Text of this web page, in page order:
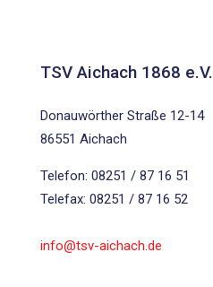
TSV Aichach 1868 e.V.
Donauwörther Straße 12-14
86551 Aichach
Telefon: 08251 / 87 16 51
Telefax: 08251 / 87 16 52
info@tsv-aichach.de